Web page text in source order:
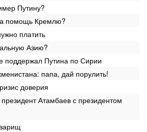
Путину?
помощь Кремлю?
платить
Азию?
поддержал Путина по Сирии
папа, дай порулить!
доверия
Атамбаев с президентом